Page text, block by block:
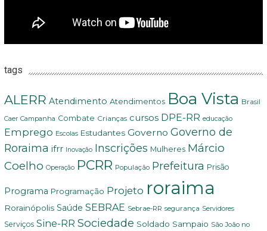
tags
ALERR Atendimento Atendimentos Boa Vista Brasil
Caer Campanha Combate Crianças cursos DPE-RR educação
Emprego Escolas Estudantes Governo Governo de
Roraima ifrr Inovação Inscrições Mulheres Márcio
Coelho Operação PCRR População Prefeitura Prisão
Programa Programação Projeto roraima
Rorainópolis Saúde SEBRAE Sebrae-RR segurança Servidores
Serviços Sine-RR Sociedade Soldado Sampaio São João no